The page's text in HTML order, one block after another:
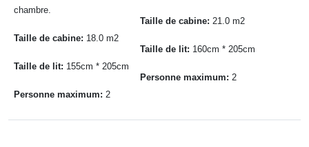
chambre.
Taille de cabine: 18.0 m2
Taille de lit: 155cm * 205cm
Personne maximum: 2
Taille de cabine: 21.0 m2
Taille de lit: 160cm * 205cm
Personne maximum: 2